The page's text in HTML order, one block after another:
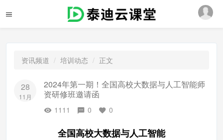
资讯频道 培训动态 正文
28
11月
2024年第一期！全国高校大数据与人工智能师
资研修班邀请函
1111 0 0
全国高校大数据与人工智能